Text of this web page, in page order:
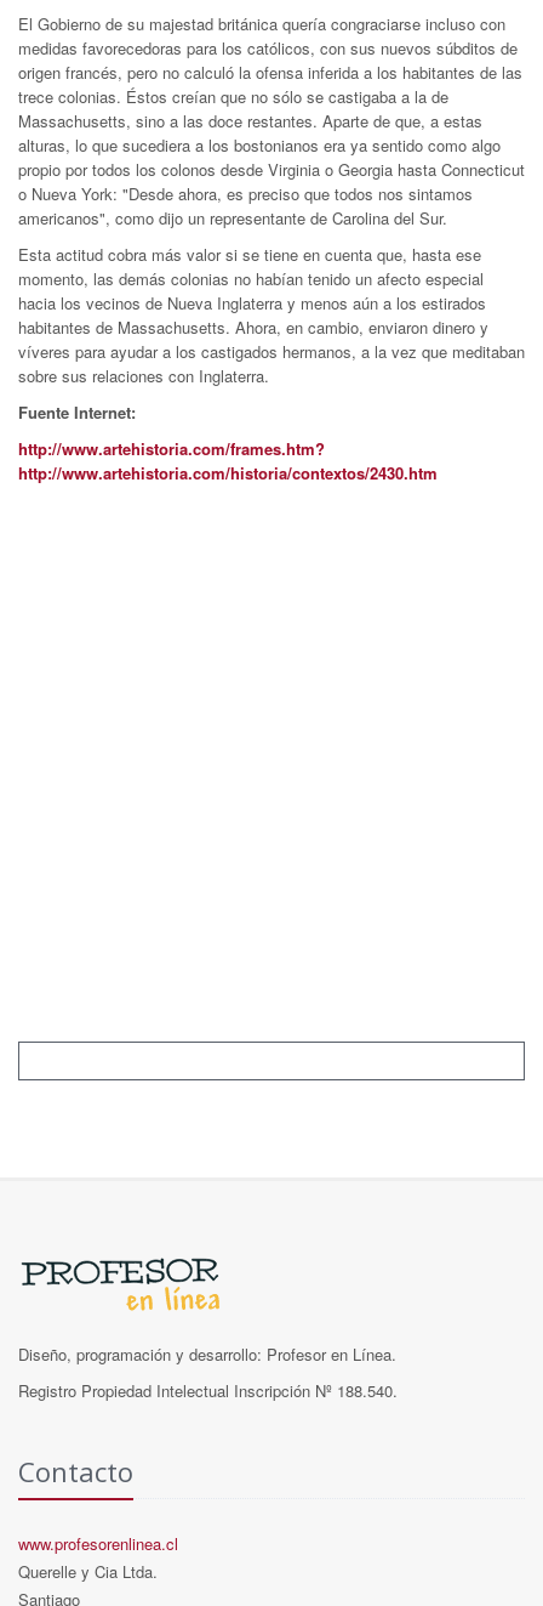
El Gobierno de su majestad británica quería congraciarse incluso con
medidas favorecedoras para los católicos, con sus nuevos súbditos de
origen francés, pero no calculó la ofensa inferida a los habitantes de las
trece colonias. Éstos creían que no sólo se castigaba a la de
Massachusetts, sino a las doce restantes. Aparte de que, a estas
alturas, lo que sucediera a los bostonianos era ya sentido como algo
propio por todos los colonos desde Virginia o Georgia hasta Connecticut
o Nueva York: "Desde ahora, es preciso que todos nos sintamos
americanos", como dijo un representante de Carolina del Sur.
Esta actitud cobra más valor si se tiene en cuenta que, hasta ese
momento, las demás colonias no habían tenido un afecto especial
hacia los vecinos de Nueva Inglaterra y menos aún a los estirados
habitantes de Massachusetts. Ahora, en cambio, enviaron dinero y
víveres para ayudar a los castigados hermanos, a la vez que meditaban
sobre sus relaciones con Inglaterra.
Fuente Internet:
http://www.artehistoria.com/frames.htm?
http://www.artehistoria.com/historia/contextos/2430.htm
Diseño, programación y desarrollo: Profesor en Línea.
Registro Propiedad Intelectual Inscripción Nº 188.540.
Contacto
www.profesorenlinea.cl
Querelle y Cia Ltda.
Santiago